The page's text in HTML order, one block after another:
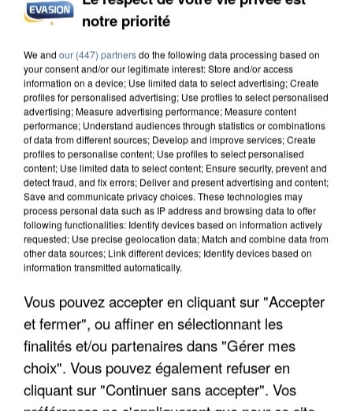
INCENDIES : L’ÎLE-DE-FRANCE LANCE UN ÉLAN
DE SOLIDARITÉ AVEC LES...
APRÈS TOUTES CES CANICULES, LES REFUGES
DE FAUNE SAUVAGE SONT...
notre priorité
We and our (447) partnersdo the following data processing based on
your consent and/or our legitimate interest: Store and/or access
information on a device; Use limited data to select advertising; Create
profiles for personalised advertising; Use profiles to select personalised
advertising; Measure advertising performance; Measure content
performance; Understand audiences through statistics or combinations
of data from different sources; Develop and improve services; Create
profiles to personalise content; Use profiles to select personalised
content; Use limited data to select content; Ensure security, prevent and
detect fraud, and fix errors; Deliver and present advertising and content;
Save and communicate privacy choices. These technologies may
process personal data such as IP address and browsing data to offer
following functionalities: Identify devices based on information actively
requested; Use precise geolocation data; Match and combine data from
other data sources; Link different devices; Identify devices based on
information transmitted automatically.
Vous pouvez accepter en cliquant sur "Accepter
et fermer", ou affiner en sélectionnant les
finalités et/ou partenaires dans "Gérer mes
choix". Vous pouvez également refuser en
cliquant sur "Continuer sans accepter". Vos